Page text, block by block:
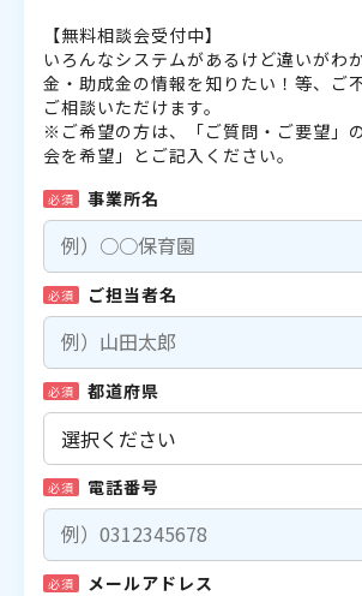
【無料相談会受付中】
いろんなシステムがあるけど違いがわ
金・助成金の情報を知りたい！等、ご
ご相談いただけます。
※ご希望の方は、「ご質問・ご要望」
会を希望」とご記入ください。
必須 事業所名
必須 ご担当者名
必須 都道府県
必須 電話番号
必須 メールアドレス